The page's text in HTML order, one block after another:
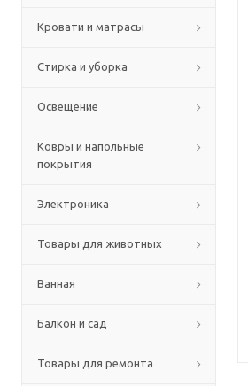
Кровати и матрасы
Стирка и уборка
Освещение
Ковры и напольные
покрытия
Электроника
Товары для животных
Ванная
Балкон и сад
Товары для ремонта